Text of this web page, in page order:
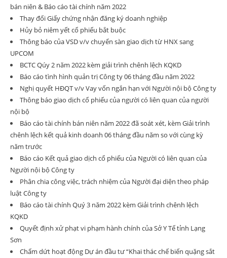
bán niên & Báo cáo tài chính năm 2022
Thay đổi Giấy chứng nhận đăng ký doanh nghiệp
Hủy bỏ niêm yết cổ phiếu bắt buộc
Thông báo của VSD v/v chuyển sàn giao dịch từ HNX sang
UPCOM
BCTC Qúy 2 năm 2022 kèm giải trình chênh lệch KQKD
Báo cáo tình hình quản trị Công ty 06 tháng đầu năm 2022
Nghị quyết HĐQT v/v Vay vốn ngắn hạn với Người nội bộ Công ty
Thông báo giao dịch cổ phiếu của người có liên quan của người
nội bộ
Báo cáo tài chính bán niên năm 2022 đã soát xét, kèm Giải trình
chênh lệch kết quả kinh doanh 06 tháng đầu năm so với cùng kỳ
năm trước
Báo cáo Kết quả giao dịch cổ phiếu của Người có liên quan của
Người nội bộ Công ty
Phân chia công việc, trách nhiệm của Người đại diện theo pháp
luật Công ty
Báo cáo tài chính Quý 3 năm 2022 kèm Giải trình chênh lệch
KQKD
Quyết định xử phạt vi phạm hành chính của Sở Y Tế tỉnh Lạng
Sơn
Chấm dứt hoạt động Dự án đầu tư “Khai thác chế biến quặng sắt